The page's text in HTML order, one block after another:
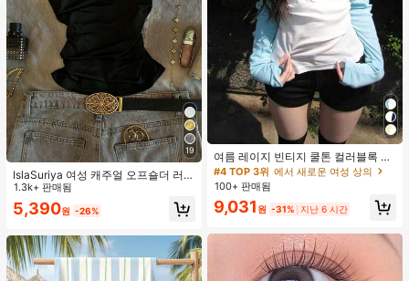
19
IslaSuriya 여성 캐주얼 오프숄더 러치
핏 솔리드 블랙 티셔츠, 데일리 출퇴
근, 여름에 적합
1.3k+ 판매됨
5,390원 -26%
여름 레이지 빈티지 쿨톤 컬러블록 얇
은 시어 긴팔 슬림핏 플래터링 탑
#4 TOP 3위 에서 새로운 여성 상의
100+ 판매됨
9,031 원 -31% 지난 6 시간